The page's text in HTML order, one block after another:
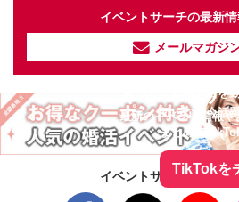
イベントサーチの最新
メールマガジ
イベントサ
最新のイベント情報や
人気のお店を
気になる今話
まとめて
TikTokを
イベントサーチをフォ